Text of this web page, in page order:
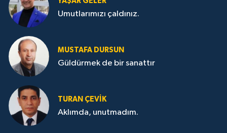
Umutlarımızı çaldınız.
MUSTAFA DURSUN
Güldürmek de bir sanattır
TURAN ÇEVİK
Aklımda, unutmadım.